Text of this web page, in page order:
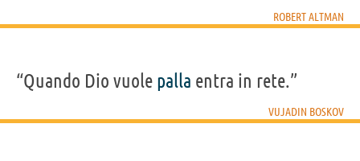
ROBERT ALTMAN
“Quando Dio vuole palla entra in rete.”
VUJADIN BOSKOV